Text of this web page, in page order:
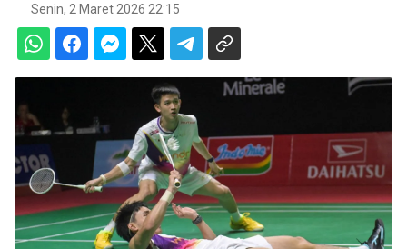
Senin, 2 Maret 2026 22:15